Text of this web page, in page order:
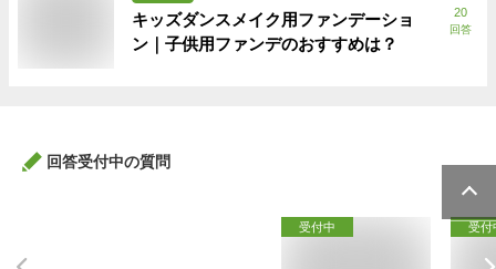
キッズダンスメイク用ファンデーショ
ン｜子供用ファンデのおすすめは？
20
回答
回答受付中の質問
受付中 受付